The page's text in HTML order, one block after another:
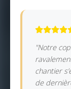
"Notre
chantier
de